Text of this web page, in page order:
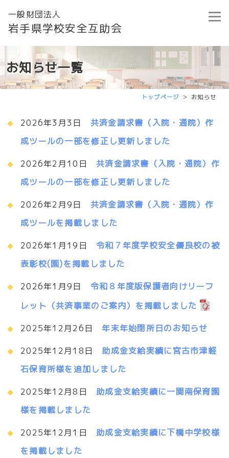
一般財団法人
岩手県学校安全互助会
お知らせ一覧
トップページ お知らせ
2026年3月3日 共済金請求書（入院・通院）作
成ツールの一部を修正し更新しました
2026年2月10日共済金請求書（入院・通院）作
成ツールの一部を修正し更新しました
2026年2月9日 共済金請求書（入院・通院）作
成ツールを掲載しました
2026年1月19日令和７年度学校安全優良校の被
表彰校(園)を掲載しました
2026年1月9日 令和８年度版保護者向けリーフ
レット（共済事業のご案内）を掲載しました
2025年12月26日年末年始閉所日のお知らせ
2025年12月18日 助成金支給実績に宮古市津軽
石保育所様を追加しました
2025年12月8日 助成金支給実績に一関南保育園
様を掲載しました
2025年12月1日 助成金支給実績に下橋中学校様
を掲載しました